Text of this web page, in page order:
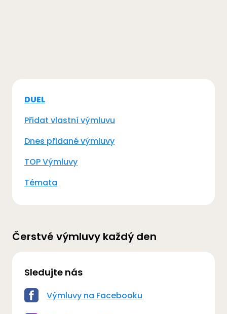
DUEL
Přidat vlastní výmluvu
Dnes přidané výmluvy
TOP Výmluvy
Témata
Čerstvé výmluvy každý den
Sledujte nás
Výmluvy na Facebooku